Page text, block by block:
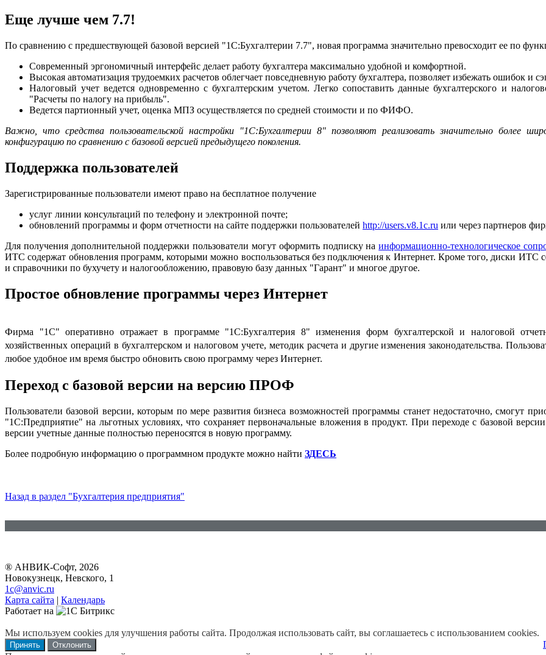
Еще лучше чем 7.7!
По сравнению с предшествующей базовой версией "1С:Бухгалтерии 7.7", новая программа значительно превосходит ее по
Современный эргономичный интерфейс делает работу бухгалтера максимально удобной и комфортной.
Высокая автоматизация трудоемких расчетов облегчает повседневную работу бухгалтера, позволяет избежать ошибок и
Налоговый учет ведется одновременно с бухгалтерским учетом. Легко сопоставить данные бухгалтерского и
"Расчеты по налогу на прибыль".
Ведется партионный учет, оценка МПЗ осуществляется по средней стоимости и по ФИФО.
Важно, что средства пользовательской настройки "1С:Бухгалтерии 8" позволяют реализовать значительно более
конфигурацию по сравнению с базовой версией предыдущего поколения.
Поддержка пользователей
Зарегистрированные пользователи имеют право на бесплатное получение
услуг линии консультаций по телефону и электронной почте;
обновлений программы и форм отчетности на сайте поддержки пользователей http://users.v8.1c.ru или через партнеров
Для получения дополнительной поддержки пользователи могут оформить подписку наинформационно-технологическое
ИТС содержат обновления программ, которыми можно воспользоваться без подключения к Интернет. Кроме того, диски ИТС
и справочники по бухучету и налогообложению, правовую базу данных "Гарант" и многое другое.
Простое обновление программы через Интернет
Фирма "1С" оперативно отражает в программе "1С:Бухгалтерия 8" изменения форм бухгалтерской и налоговой
хозяйственных операций в бухгалтерском и налоговом учете, методик расчета и другие изменения законодательства.
любое удобное им время быстро обновить свою программу через Интернет.
Переход с базовой версии на версию ПРОФ
Пользователи базовой версии, которым по мере развития бизнеса возможностей программы станет недостаточно, смогут
"1С:Предприятие" на льготных условиях, что сохраняет первоначальные вложения в продукт. При переходе с базовой
версии учетные данные полностью переносятся в новую программу.
Более подробную информацию о программном продукте можно найти ЗДЕСЬ
Назад в раздел "Бухгалтерия предприятия"
® АНВИК-Софт, 2026
Новокузнецк, Невского, 1
1c@anvic.ru
Карта сайта | Календарь
Работает на
Мы используем cookies для улучшения работы сайта. Продолжая использовать сайт, вы соглашаетесь с использованием cookies.
Принять Отклонить